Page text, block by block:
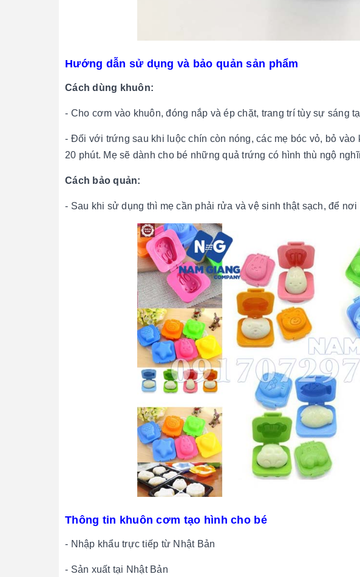
Hướng dẫn sử dụng và bảo quản sản phẩm
Cách dùng khuôn:
- Cho cơm vào khuôn, đóng nắp và ép chặt, trang trí tùy sự sáng
- Đối với trứng sau khi luộc chín còn nóng, các mẹ bóc vỏ, bỏ
20 phút. Mẹ sẽ dành cho bé những quả trứng có hình thù ngộ
Cách bảo quản:
- Sau khi sử dụng thì mẹ cần phải rửa và vệ sinh thật sạch, để nơi
Thông tin khuôn cơm tạo hình cho bé
- Nhập khẩu trực tiếp từ Nhật Bản
- Sản xuất tại Nhật Bản